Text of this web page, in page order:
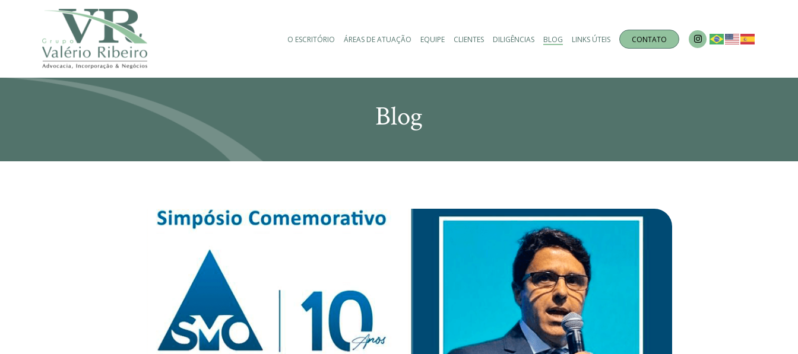
O ESCRITÓRIO ÁREAS DE ATUAÇÃO EQUIPE CLIENTES DILIGÊNCIAS BLOG LINKS ÚTEIS CONTATO
Blog